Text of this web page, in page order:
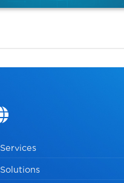
Services
Solutions